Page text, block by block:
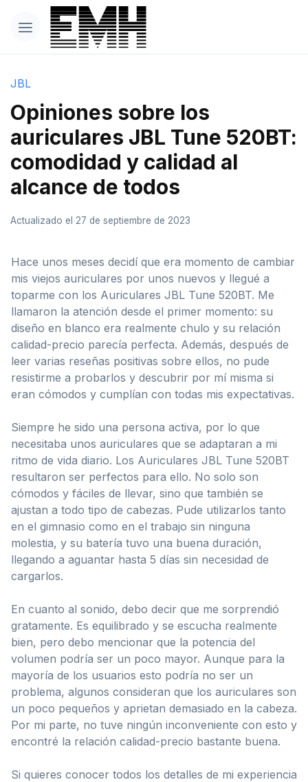
JBL
Opiniones sobre los
auriculares JBL Tune 520BT:
comodidad y calidad al
alcance de todos
Actualizado el 27 de septiembre de 2023
Hace unos meses decidí que era momento de cambiar
mis viejos auriculares por unos nuevos y llegué a
toparme con los Auriculares JBL Tune 520BT. Me
llamaron la atención desde el primer momento: su
diseño en blanco era realmente chulo y su relación
calidad-precio parecía perfecta. Además, después de
leer varias reseñas positivas sobre ellos, no pude
resistirme a probarlos y descubrir por mí misma si
eran cómodos y cumplían con todas mis expectativas.
Siempre he sido una persona activa, por lo que
necesitaba unos auriculares que se adaptaran a mi
ritmo de vida diario. Los Auriculares JBL Tune 520BT
resultaron ser perfectos para ello. No solo son
cómodos y fáciles de llevar, sino que también se
ajustan a todo tipo de cabezas. Pude utilizarlos tanto
en el gimnasio como en el trabajo sin ninguna
molestia, y su batería tuvo una buena duración,
llegando a aguantar hasta 5 días sin necesidad de
cargarlos.
En cuanto al sonido, debo decir que me sorprendió
gratamente. Es equilibrado y se escucha realmente
bien, pero debo mencionar que la potencia del
volumen podría ser un poco mayor. Aunque para la
mayoría de los usuarios esto podría no ser un
problema, algunos consideran que los auriculares son
un poco pequeños y aprietan demasiado en la cabeza.
Por mi parte, no tuve ningún inconveniente con esto y
encontré la relación calidad-precio bastante buena.
Si quieres conocer todos los detalles de mi experiencia